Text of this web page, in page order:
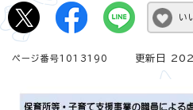
い
ページ番号1013190 更新日